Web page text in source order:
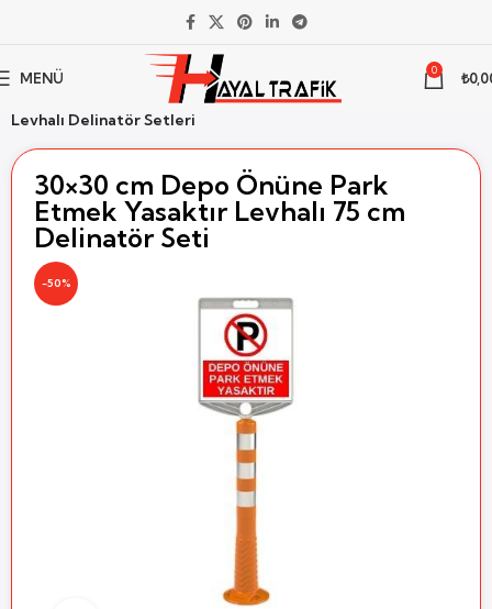
MENÜ 0 ₺
Trafik Levhası
Levhalı Setler
Levhalı Delinatör Setleri
30×30 cm Depo Önüne Park
Etmek Yasaktır Levhalı 75 cm
Delinatör Seti
-50%